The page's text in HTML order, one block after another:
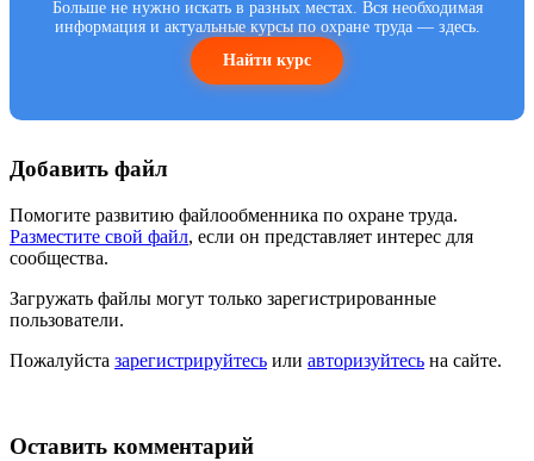
Больше не нужно искать в разных местах. Вся необходимая
информация и актуальные курсы по охране труда — здесь.
Найти курс
Добавить файл
Помогите развитию файлообменника по охране труда.
Разместите свой файл, если он представляет интерес для
сообщества.
Загружать файлы могут только зарегистрированные
пользователи.
Пожалуйста зарегистрируйтесь или авторизуйтесь на сайте.
Оставить комментарий